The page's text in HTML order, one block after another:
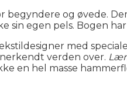
begyndere og øvede.
sin egen pels. Bogen
med
verden over.
en hel masse